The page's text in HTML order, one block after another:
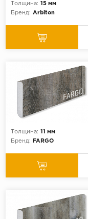
Толщина: 15 мм
Бренд: Arbiton
Толщина: 11 мм
Бренд:
FARGO